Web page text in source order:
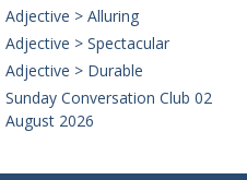
Adjective > Alluring
Adjective > Spectacular
Adjective > Durable
Sunday Conversation Club 02
August 2026